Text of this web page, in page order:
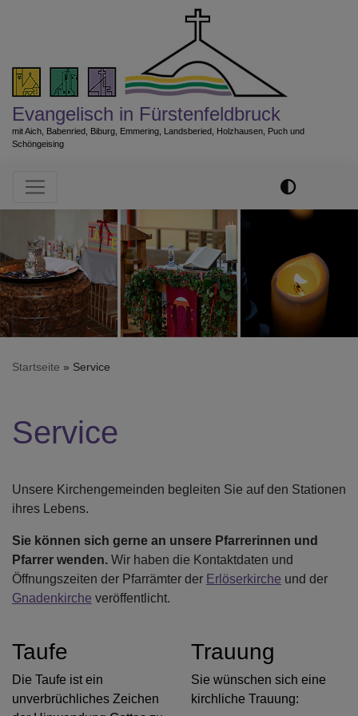
Evangelisch in Fürstenfeldbruck
mit Aich, Babenried, Biburg, Emmering, Landsberied, Holzhausen, Puch und
Schöngeising
Hauptnavigation
Startseite Service
Service
Unsere Kirchengemeinden begleiten Sie auf den Stationen
ihres Lebens.
Sie können sich gerne an unsere Pfarrerinnen und
Pfarrer wenden. Wir haben die Kontaktdaten und
Öffnungszeiten der Pfarrämter der Erlöserkirche und der
Gnadenkirche veröffentlicht.
Taufe
Die Taufe ist ein
unverbrüchliches Zeichen
Trauung
Sie wünschen sich eine
kirchliche Trauung: